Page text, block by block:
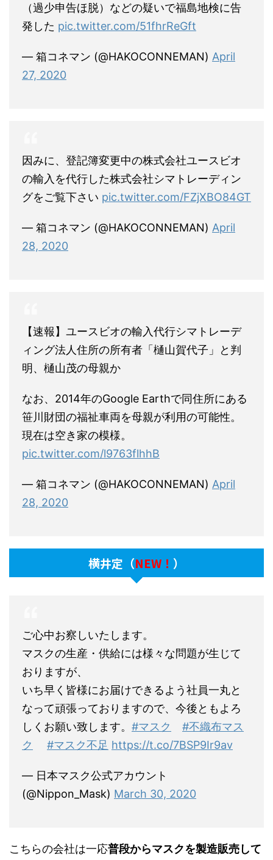
（過少申告ほ脱）などの疑いで福島地検に告
発した pic.twitter.com/51fhrReGft
— 箱コネマン (@HAKOCONNEMAN) April
27, 2020
因みに、登記簿変更中の株式会社ユースビオ
の輸入を代行した株式会社シマトレーディン
グをご覧下さい pic.twitter.com/FZjXBO84GT
— 箱コネマン (@HAKOCONNEMAN) April
28, 2020
【速報】ユースビオの輸入代行シマトレーデ
ィング法人住所の所有者「樋山賀代子」と判
明、樋山茂の母親か
なお、2014年のGoogle Earthで同住所にある
笹川財団の福祉車両を母親が利用の可能性。
現在は空き家の模様。
pic.twitter.com/l9763flhhB
— 箱コネマン (@HAKOCONNEMAN) April
28, 2020
横井定（NEW！ ）
ご心中お察しいたします。
マスクの生産・供給には様々な問題が生じて
おりますが、
いち早く皆様にお届けできるよう社員一丸と
なって頑張っておりますので、今後ともよろ
しくお願い致します。 #マスク
#不織布マス
ク
#マスク不足 https://t.co/7BSP9Ir9av
— 日本マスク公式アカウント
(@Nippon_Mask) March 30, 2020
こちらの会社は一応普段からマスクを製造販売して